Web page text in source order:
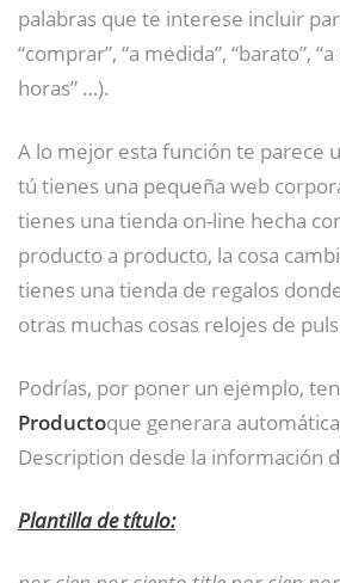
palabras que te interese incluir
“comprar”, “a medida”, “barato”,
horas” …).
A lo mejor esta función te parece
tú tienes una pequeña web
tienes una tienda on-line hecha
producto a producto, la cosa
tienes una tienda de regalos
otras muchas cosas relojes de
Podrías, por poner un ejemplo,
Productoque generara
Description desde la información
Plantilla de título: